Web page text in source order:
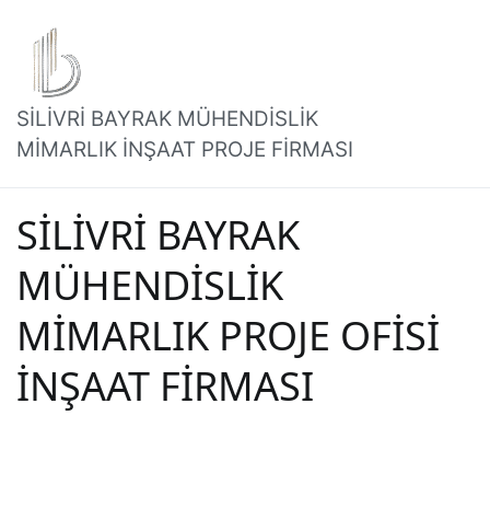
SİLİVRİ BAYRAK MÜHENDİSLİK
MİMARLIK İNŞAAT PROJE FİRMASI
SİLİVRİ BAYRAK
MÜHENDİSLİK
MİMARLIK PROJE OFİSİ
İNŞAAT FİRMASI